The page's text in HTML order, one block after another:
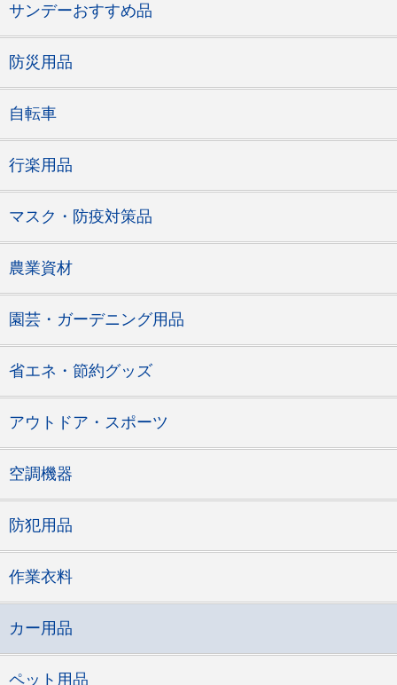
サンデーおすすめ品
防災用品
自転車
行楽用品
マスク・防疫対策品
農業資材
園芸・ガーデニング用品
省エネ・節約グッズ
アウトドア・スポーツ
空調機器
防犯用品
作業衣料
カー用品
ペット用品